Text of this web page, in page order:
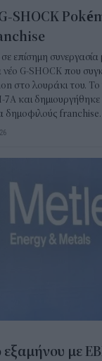
SHOCK
επίσημη συνεργασία
G-SHOCK που
στο λουράκι του. Το
και δημιουργήθηκε
δημοφιλούς franchise.
με